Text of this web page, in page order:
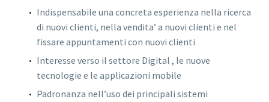
Indispensabile una concreta esperienza nella ricerca
di nuovi clienti, nella vendita’ a nuovi clienti e nel
fissare appuntamenti con nuovi clienti
Interesse verso il settore Digital , le nuove
tecnologie e le applicazioni mobile
Padronanza nell’uso dei principali sistemi